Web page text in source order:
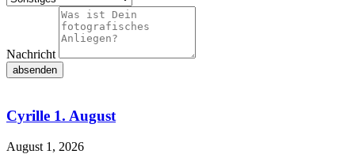
Nachricht
absenden
Cyrille 1. August
August 1, 2026